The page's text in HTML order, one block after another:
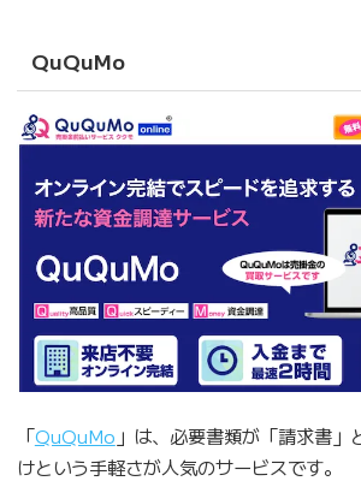
QuQuMo
「QuQuMo 」は、必要書類が「請求書」
けという手軽さが人気のサービスです。